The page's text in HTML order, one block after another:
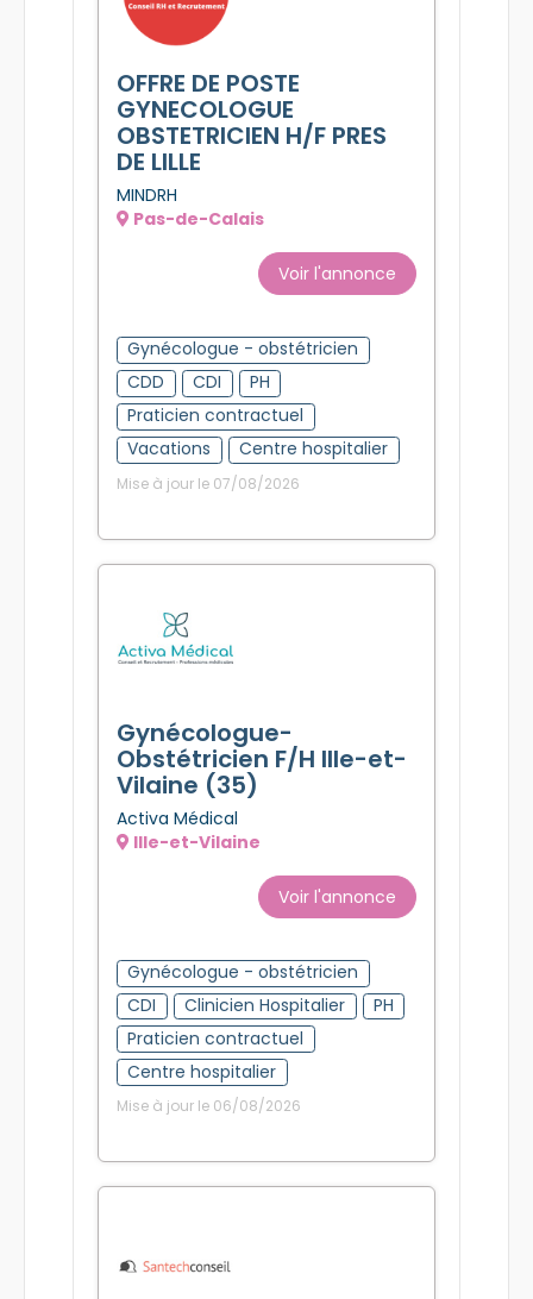
OFFRE DE POSTE
GYNECOLOGUE
OBSTETRICIEN H/F PRES
DE LILLE
MINDRH
Pas-de-Calais
Voir l'annonce
Gynécologue - obstétricien
CDD
CDI
PH
Praticien contractuel
Vacations
Centre hospitalier
Mise à jour le 07/08/2026
Gynécologue-
Obstétricien F/H Ille-et-
Vilaine (35)
Activa Médical
Ille-et-Vilaine
Voir l'annonce
Gynécologue - obstétricien
CDI
Clinicien Hospitalier
PH
Praticien contractuel
Centre hospitalier
Mise à jour le 06/08/2026